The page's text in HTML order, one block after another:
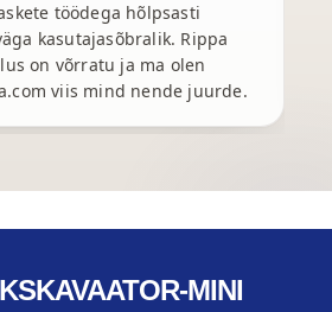
töödega hõlpsasti
kasutajasõbralik. Rippa
on võrratu ja ma olen
viis mind nende juurde.
MINI